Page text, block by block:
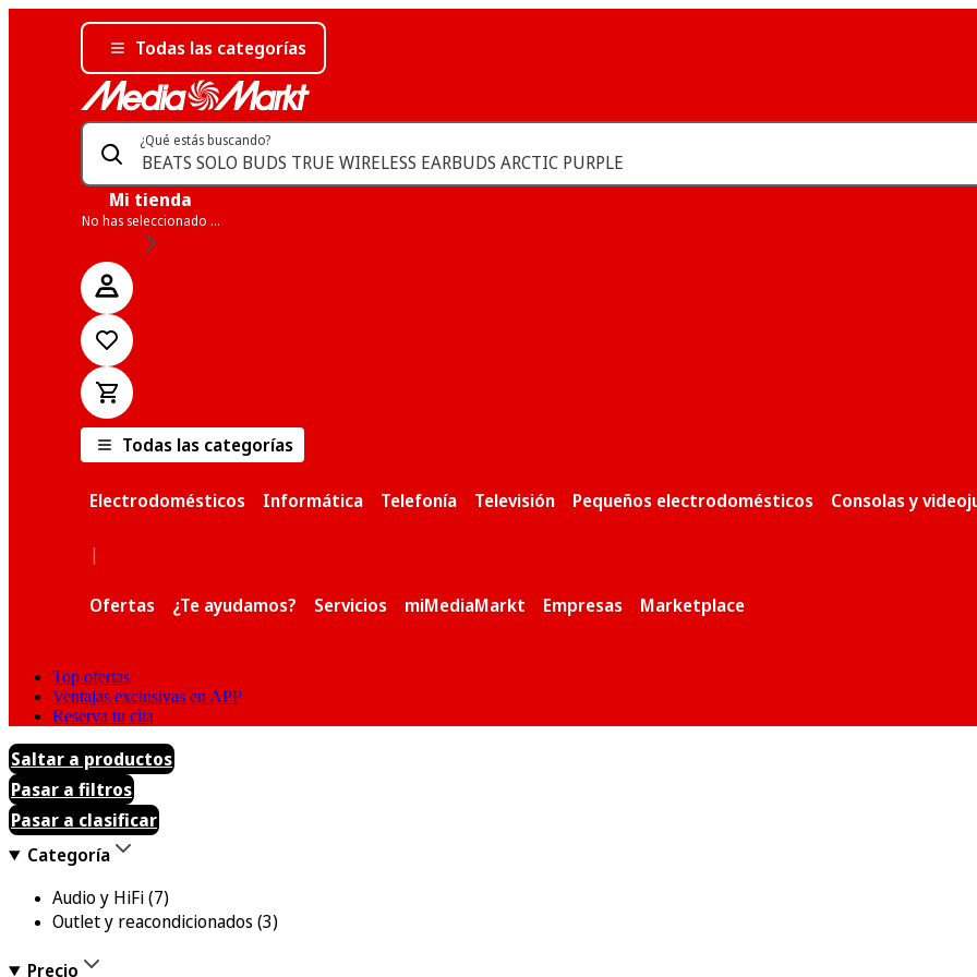
Todas las categorías
¿Qué estás buscando?
Mi tienda
No has seleccionado una tienda
Todas las categorías
Electrodomésticos Informática Telefonía Televisión Pequeños electrodomésticos Consolas y
|
Ofertas ¿Te ayudamos? Servicios miMediaMarkt Empresas Marketplace
Top ofertas
Ventajas exclusivas en APP
Reserva tu cita
Saltar a productos
Pasar a filtros
Pasar a clasificar
Categoría
Audio y HiFi(7)
Outlet y reacondicionados (3)
Precio